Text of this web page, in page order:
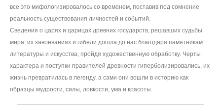
все это мифологизировалось со временем, поставив под сомнение
реальность существования личностей и событий.
Сведения о царях и царицах древних государств, решавших судьбы
мира, их завоеваниях и гибели дошла до нас благодаря памятникам
литературы и искусства, пройдя художественную обработку. Черты
характера и поступки правителей древности гиперболизировались, их
жизнь превратилась в легенду, а сами они вошли в историю как
образцы мудрости, силы, ловкости, ума и красоты.